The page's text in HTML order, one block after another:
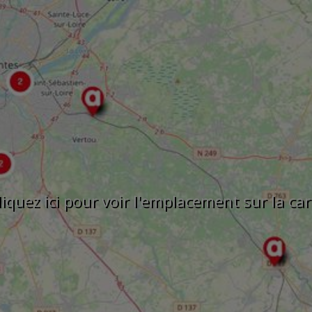
ici pour voir l'emplacement sur la